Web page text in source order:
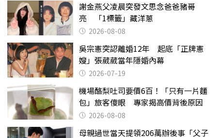
謝金燕父凌晨突發文思念爸爸豬哥
亮 「1標籤」藏洋蔥
2026-08-08
吳宗憲突認離婚12年 起底「正牌憲
嫂」張葳葳當年隱婚內幕
2026-07-19
機場酪梨吐司要價6百！「只有一片麵
包」旅客傻眼 專家揭高價背後原因
2026-08-08
母親過世當天提領206萬辦後事「父子